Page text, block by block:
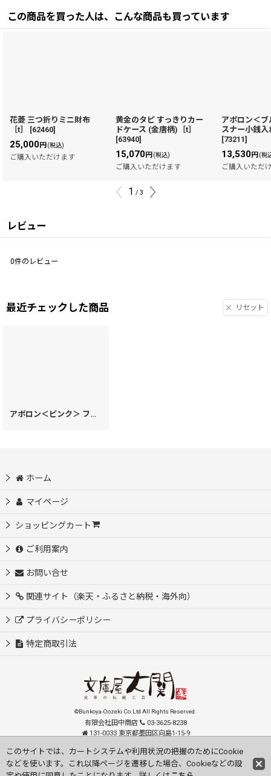
この商品を買った人は、こんな商品も買っています
花菱 三つ折りミニ財布
［t］
[62460]
25,000円(税込)
ご購入いただけます
黄金のタピ すっきりカー
ドケース (金唐柄)［t］
[63940]
15,070円(税込)
ご購入いただけます
アポロン＜
スナー小銭入
[73211]
13,530円(税
ご購入いただ
1 / 3
レビュー
0件のレビュー
最近チェックした商品 リセット
アポロン＜ピンク＞ ファスナー小銭入れ［t］
ホーム
マイページ
ショッピングカート
ご利用案内
お問い合せ
関連サイト（楽天・ふるさと納税・海外向）
プライバシーポリシー
特定商取引法
©Bunkoya-Oozeki Co.Ltd All Rights Reserved.
有限会社田中商店
03-3625-8238
131-0033 東京都墨田区向島1-15-9
Visit our English Store
このサイトでは、カートシステムや利用状況の把握のためにCookie
などを使います。これ以降ページを遷移した場合、Cookieなどの設